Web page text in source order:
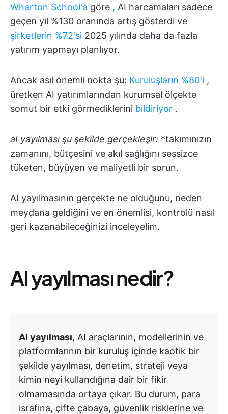
Wharton School'a göre , AI harcamaları sadece
geçen yıl %130 oranında artış gösterdi ve
şirketlerin %72'si 2025 yılında daha da fazla
yatırım yapmayı planlıyor.
Ancak asıl önemli nokta şu: Kuruluşların %80'i ,
üretken AI yatırımlarından kurumsal ölçekte
somut bir etki görmediklerini bildiriyor .
aI yayılması şu şekilde gerçekleşir: *takımınızın
zamanını, bütçesini ve akıl sağlığını sessizce
tüketen, büyüyen ve maliyetli bir sorun.
AI yayılmasının gerçekte ne olduğunu, neden
meydana geldiğini ve en önemlisi, kontrolü nasıl
geri kazanabileceğinizi inceleyelim.
AI yayılması nedir?
AI yayılması, AI araçlarının, modellerinin ve
platformlarının bir kuruluş içinde kaotik bir
şekilde yayılması, denetim, strateji veya
kimin neyi kullandığına dair bir fikir
olmamasında ortaya çıkar. Bu durum, para
israfına, çifte çabaya, güvenlik risklerine ve